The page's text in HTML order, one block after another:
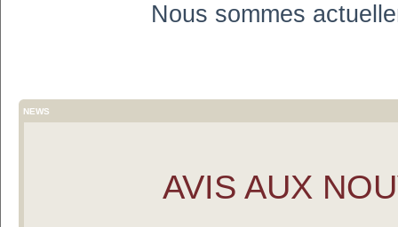
Nous sommes
NEWS
AVIS AUX